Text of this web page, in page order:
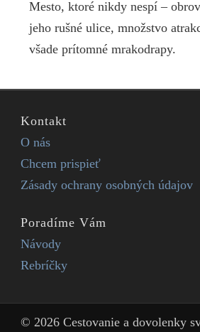
Mesto, ktoré nikdy nespí –
jeho rušné ulice, množstvo
všade prítomné mrakodrapy.
Kontakt
O nás
Chcem prispieť
Zásady ochrany osobných údajov
Poradíme Vám
Návody
Rebríčky
© 2026 Cestovanie a dovolenky